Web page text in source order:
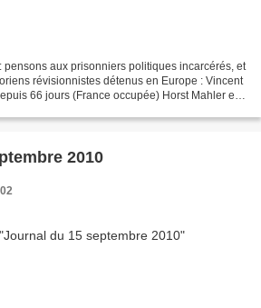
pensons aux prisonniers politiques incarcérés, et
révisionnistes détenus en Europe : Vincent
66 jours (France occupée) Horst Mahler est
2010